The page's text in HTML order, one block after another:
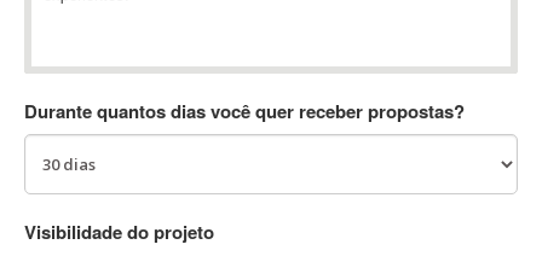
AC3
ACID Pro
Durante quantos dias você quer receber propostas?
Visibilidade do projeto